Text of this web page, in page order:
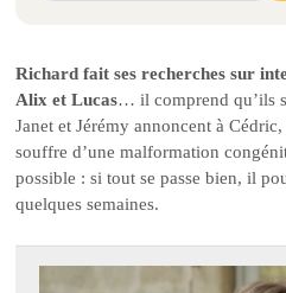
Richard fait ses recherches sur
Alix et Lucas… il comprend qu’ils
Janet et Jérémy annoncent à
souffre d’une malformation
possible : si tout se passe bien, il
quelques semaines.